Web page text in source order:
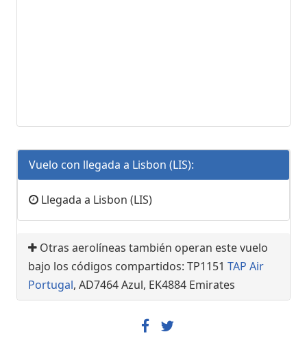
Vuelo con llegada a Lisbon (LIS):
Llegada a Lisbon (LIS)
Otras aerolíneas también operan este vuelo
bajo los códigos compartidos: TP1151 TAP Air
Portugal, AD7464 Azul, EK4884 Emirates